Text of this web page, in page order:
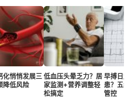
化悄悄发展三
降低风险
低血压头晕乏力？居
家监测+营养调整轻
松搞定
早搏日超
患？五维
管控